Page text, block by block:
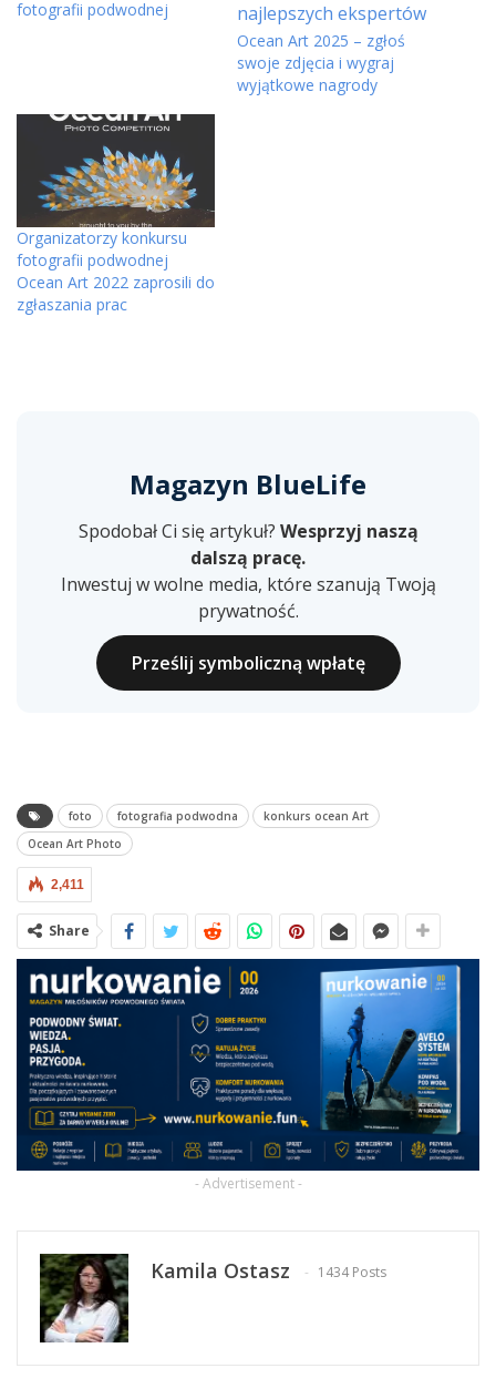
fotografii podwodnej
Ocean Art 2025 – zgłoś
swoje zdjęcia i wygraj
wyjątkowe nagrody
Organizatorzy konkursu
fotografii podwodnej
Ocean Art 2022 zaprosili do
zgłaszania prac
Magazyn BlueLife
Spodobał Ci się artykuł? Wesprzyj naszą
dalszą pracę.
Inwestuj w wolne media, które szanują Twoją
prywatność.
Prześlij symboliczną wpłatę
foto fotografia podwodna
konkurs ocean Art
Ocean Art Photo
2,411
Share
- Advertisement -
Kamila Ostasz 1434 Posts